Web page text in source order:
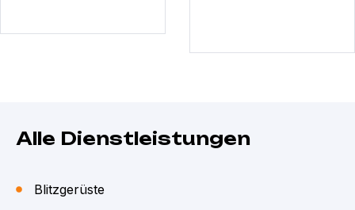
Alle Dienstleistungen
Blitzgerüste